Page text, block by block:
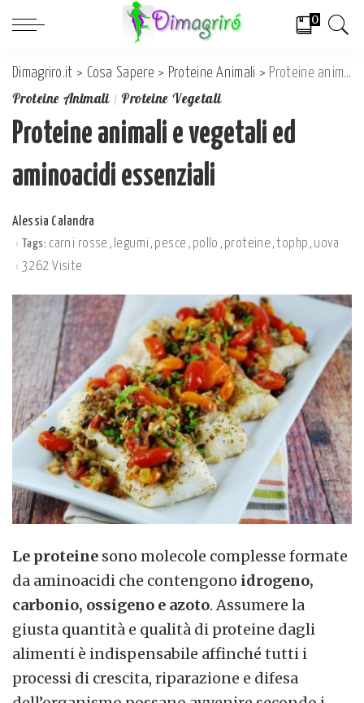
0
Dimagriro.it > Cosa Sapere > Proteine Animali > Proteine animali e vegetali ed aminoacidi essenziali
Proteine Animali Proteine Vegetali
Proteine animali e vegetali ed
aminoacidi essenziali
Posted
by
Alessia Calandra
Tags: carni rosse legumi pesce pollo proteine tophp uova
3262 Visite
Le proteine sono molecole complesse formate
da aminoacidi che contengono idrogeno,
carbonio, ossigeno e azoto. Assumere la
giusta quantità e qualità di proteine dagli
alimenti è indispensabile affinché tutti i
processi di crescita, riparazione e difesa